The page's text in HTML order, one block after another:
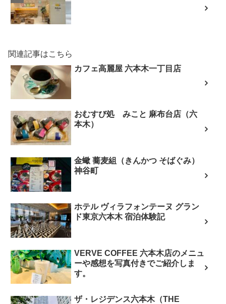
関連記事はこちら
カフェ高麗屋 六本木一丁目店
おむすび処 みこと 麻布台店（六
本木）
金蠍 蕎麦組（きんかつ そばぐみ）
神谷町
ホテル ヴィラフォンテーヌ グラン
ド東京六本木 宿泊体験記
VERVE COFFEE 六本木店のメニュ
ーや感想を写真付きでご紹介しま
す。
ザ・レジデンス六本木（THE